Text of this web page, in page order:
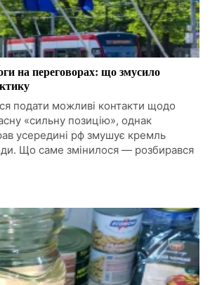
на переговорах: що змусило
подати можливі контакти щодо
«сильну позицію», однак
усередині рф змушує кремль
Що саме змінилося — розбирався